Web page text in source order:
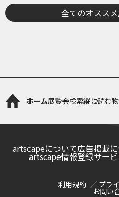
全てのオスス
ホーム展覧会検索縦に読む
artscapeについて広告掲載
artscape情報登録サー
利用規約 プラ
お問い